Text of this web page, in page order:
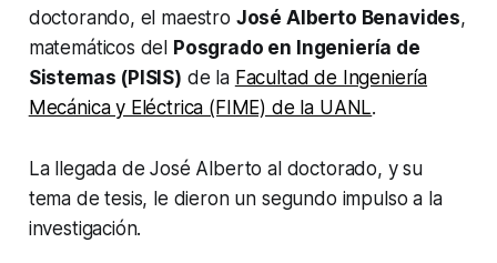
doctorando, el maestro José Alberto Benavides,
matemáticos del Posgrado en Ingeniería de
Sistemas (PISIS) de la Facultad de Ingeniería
Mecánica y Eléctrica (FIME) de la UANL.
La llegada de José Alberto al doctorado, y su
tema de tesis, le dieron un segundo impulso a la
investigación.